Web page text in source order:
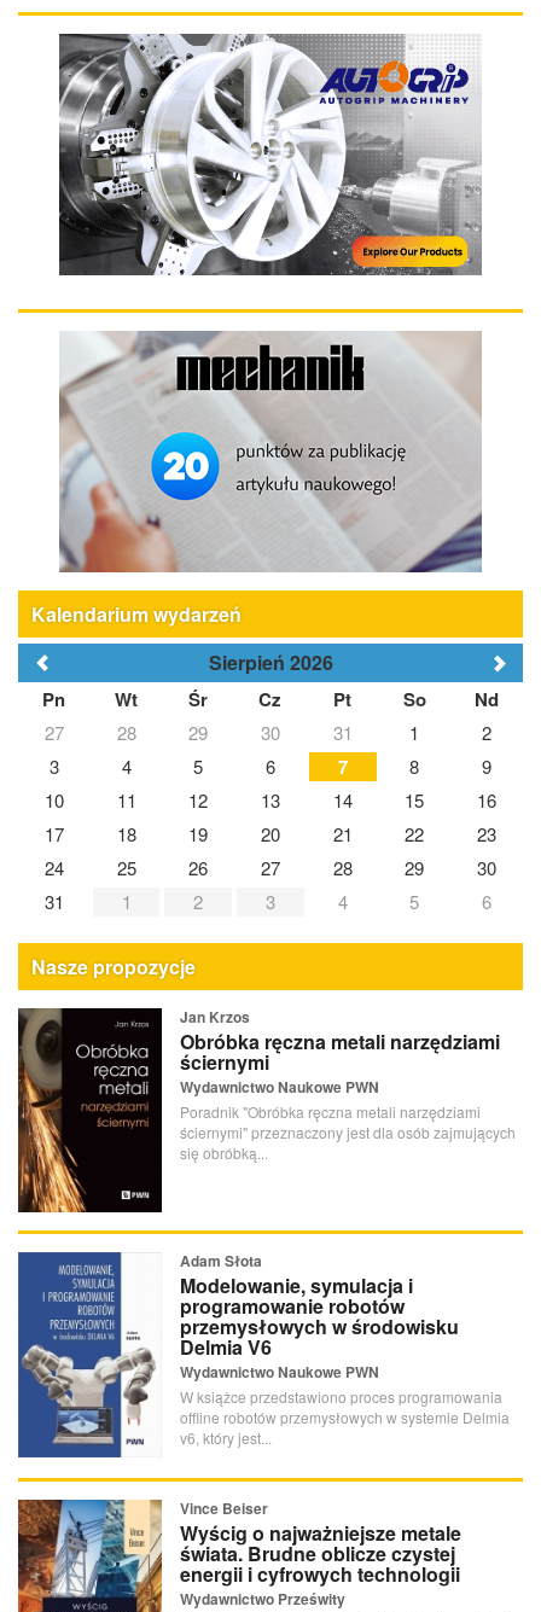
Kalendarium wydarzeń
Sierpień 2026
Pn Wt Śr Cz Pt So Nd
27 28 29 30 31 1
2
3
4 5 6 7 8
9
10
11 12 13 14 15
16
17
18 19 20 21 22
23
24
25 26 27 28 29
30
31
1 2 3 4 5 6
Nasze propozycje
Jan Krzos
Obróbka ręczna metali narzędziami
ściernymi
Wydawnictwo Naukowe PWN
Poradnik "Obróbka ręczna metali narzędziami
ściernymi" przeznaczony jest dla osób zajmujących
się obróbką...
Adam Słota
Modelowanie, symulacja i
programowanie robotów
przemysłowych w środowisku
Delmia V6
Wydawnictwo Naukowe PWN
W książce przedstawiono proces programowania
offline robotów przemysłowych w systemie Delmia
v6, który jest...
Vince Beiser
Wyścig o najważniejsze metale
świata. Brudne oblicze czystej
energii i cyfrowych technologii
Wydawnictwo Prześwity